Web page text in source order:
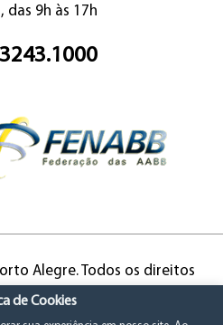
das 9h às 17h
Alegre. Todos os direitos
de Cookies